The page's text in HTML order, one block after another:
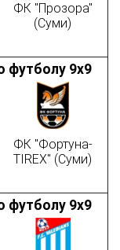
ФК "Прозора"
(Суми)
футболу 9х9
ФК "Фортуна-
TIREX" (Суми)
футболу 9х9